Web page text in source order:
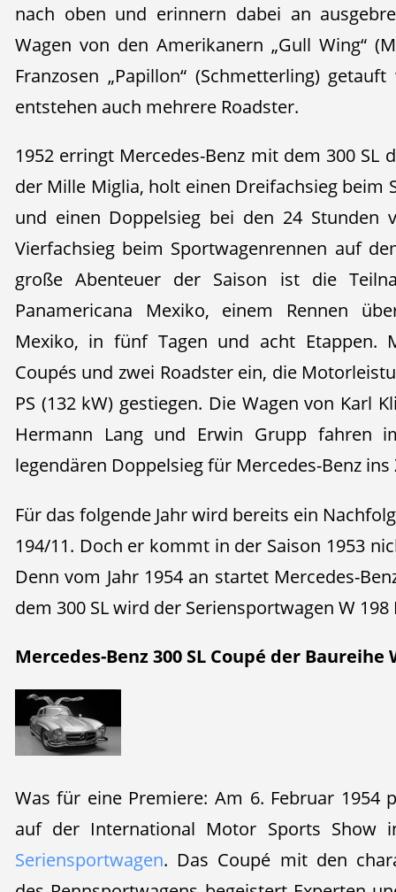
nach oben und erinnern dabei an
Wagen von den Amerikanern „Gull Wing“
Franzosen „Papillon“ (Schmetterling)
entstehen auch mehrere Roadster.
1952 erringt Mercedes-Benz mit dem 300 SL
der Mille Miglia, holt einen Dreifachsieg beim
und einen Doppelsieg bei den 24 Stunden
Vierfachsieg beim Sportwagenrennen auf
große Abenteuer der Saison ist die
Panamericana Mexiko, einem Rennen
Mexiko, in fünf Tagen und acht Etappen.
Coupés und zwei Roadster ein, die
PS (132 kW) gestiegen. Die Wagen von Karl
Hermann Lang und Erwin Grupp fahren
legendären Doppelsieg für Mercedes-Benz ins
Für das folgende Jahr wird bereits ein
194/11. Doch er kommt in der Saison 1953
Denn vom Jahr 1954 an startet Mercedes-
dem 300 SL wird der Seriensportwagen W
Mercedes-Benz 300 SL Coupé der Baureihe
Was für eine Premiere: Am 6. Februar 1954
auf der International Motor Sports
Seriensportwagen. Das Coupé mit den